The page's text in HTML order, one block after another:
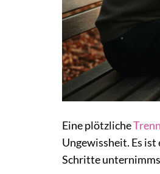
Eine plötzliche
Ungewissheit. Es
Schritte